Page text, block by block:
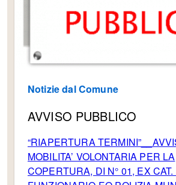
Notizie dal Comune
AVVISO PUBBLICO
“RIAPERTURA
MOBILITA’ VOLONTARIA PER LA
COPERTURA, DI N° 01, EX CAT.